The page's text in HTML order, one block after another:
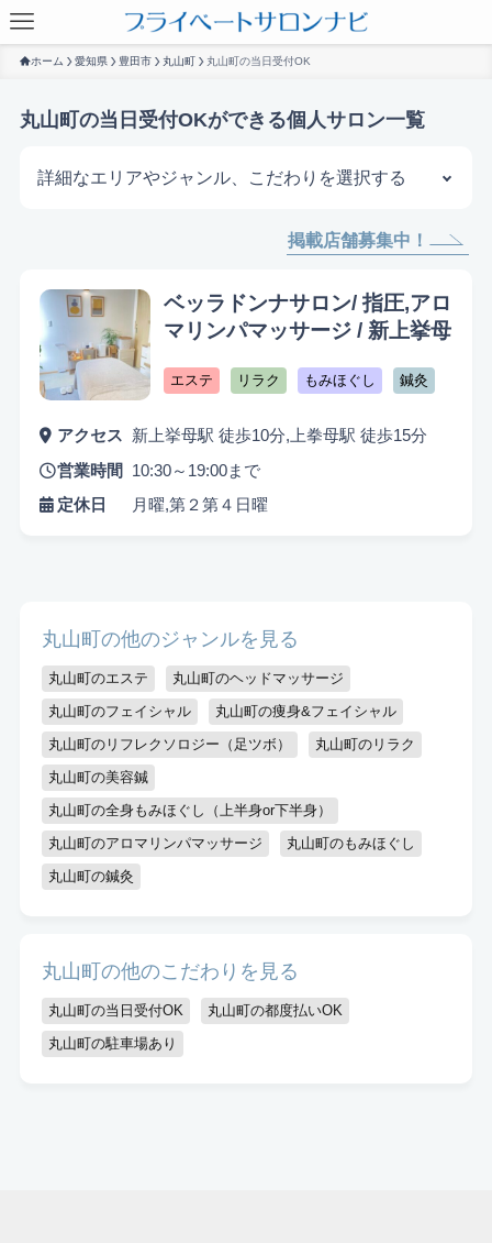
ホーム 愛知県 豊田市 丸山町 丸山町の当日受付OK
丸山町の当日受付OKができる個人サロン一覧
詳細なエリアやジャンル、こだわりを選択する
悩み検索
こだわり検索
当日受付OK 都度払いOK 駅から徒歩10分以内
お子様同伴可
キッズスペースあり 認定講師
掲載店舗募集中！
ベッラドンナサロン/ 指圧,アロ
マリンパマッサージ / 新上挙母
エステ リラク もみほぐし 鍼灸
アクセス
新上挙母駅 徒歩10分,上拳母駅 徒歩15分
営業時間
10:30～19:00まで
定休日
月曜,第２第４日曜
丸山町の他のジャンルを見る
丸山町のエステ
丸山町のヘッドマッサージ
丸山町のフェイシャル
丸山町の痩身&フェイシャル
丸山町のリフレクソロジー（足ツボ）
丸山町のリラク
丸山町の美容鍼
丸山町の全身もみほぐし（上半身or下半身）
丸山町のアロマリンパマッサージ
丸山町のもみほぐし
丸山町の鍼灸
丸山町の他のこだわりを見る
丸山町の当日受付OK
丸山町の都度払いOK
丸山町の駐車場あり